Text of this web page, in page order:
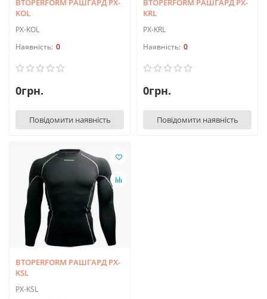
BTOPERFORM РАШГАРД PX-
KOL
PX-KOL
0
0грн.
Повідомити наявність
BTOPERFORM РАШГАРД PX-
KRL
PX-KRL
0
0грн.
Повідомити наявність
BTOPERFORM РАШГАРД PX-
KSL
PX-KSL